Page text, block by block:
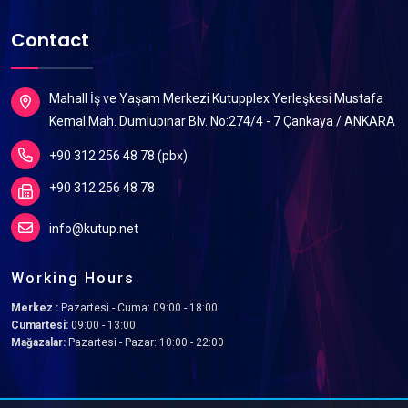
Contact
Mahall İş ve Yaşam Merkezi Kutupplex Yerleşkesi Mustafa
Kemal Mah. Dumlupınar Blv. No:274/4 - 7 Çankaya / ANKARA
+90 312 256 48 78 (pbx)
+90 312 256 48 78
info@kutup.net
Working Hours
Merkez : Pazartesi - Cuma: 09:00 - 18:00
Cumartesi: 09:00 - 13:00
Mağazalar: Pazartesi - Pazar: 10:00 - 22:00